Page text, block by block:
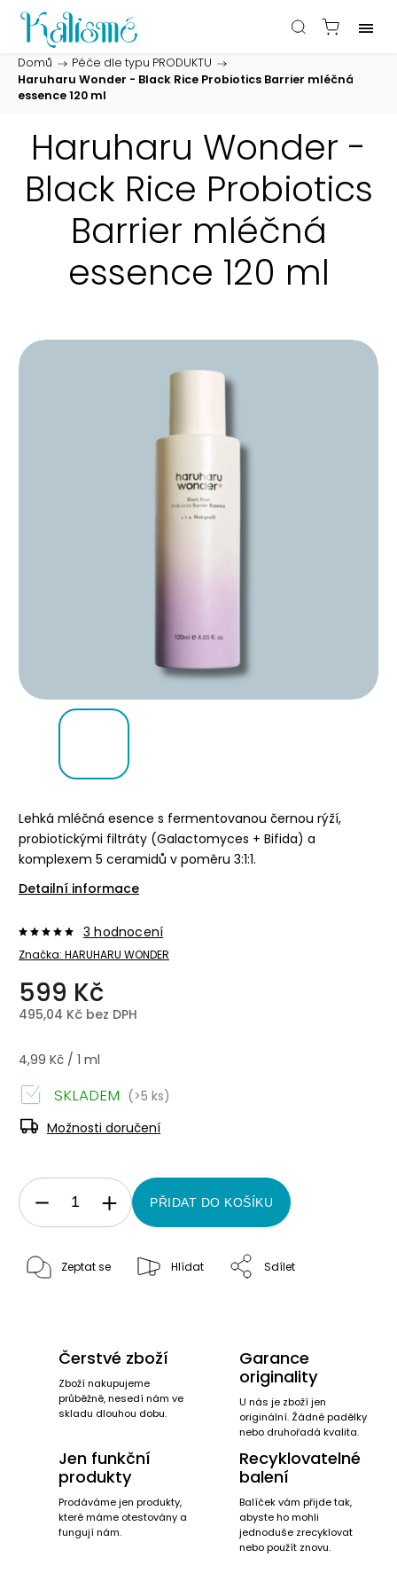
Domů / Péče dle typu PRODUKTU /
Haruharu Wonder - Black Rice Probiotics Barrier mléčná
essence 120 ml
Haruharu Wonder -
Black Rice Probiotics
Barrier mléčná
essence 120 ml
Lehká mléčná esence s fermentovanou černou rýží,
probiotickými filtráty (Galactomyces + Bifida) a
komplexem 5 ceramidů v poměru 3:1:1.
Detailní informace
Značka: HARUHARU WONDER
3 hodnocení
599 Kč
495,04 Kč bez DPH
4,99 Kč / 1 ml
SKLADEM (>5 ks)
Možnosti doručení
PŘIDAT DO KOŠÍKU
Zeptat se Hlídat Sdílet
Čerstvé zboží
Zboží nakupujeme
průběžně, nesedí nám ve
skladu dlouhou dobu.
Garance
originality
U nás je zboží jen
originální. Žádné padělky
nebo druhořadá kvalita.
Jen funkční
produkty
Prodáváme jen produkty,
které máme otestovány a
fungují nám.
Recyklovatelné
balení
Balíček vám přijde tak,
abyste ho mohli
jednoduše zrecyklovat
nebo použít znovu.